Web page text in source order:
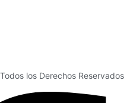
los Derechos Reservados